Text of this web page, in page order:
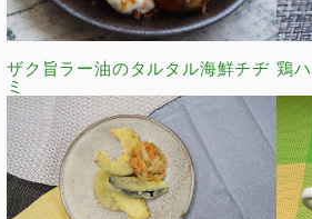
ザク旨ラー油のタルタル海鮮チヂ
ミ
鶏